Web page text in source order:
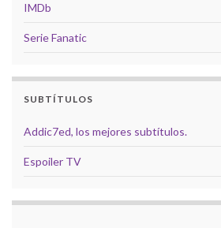
IMDb
Serie Fanatic
SUBTÍTULOS
Addic7ed, los mejores subtítulos.
Espoiler TV